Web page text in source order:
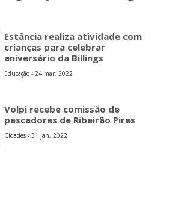
Estância realiza atividade com
crianças para celebrar
aniversário da Billings
Educação - 24 mar, 2022
Volpi recebe comissão de
pescadores de Ribeirão Pires
Cidades - 31 jan, 2022